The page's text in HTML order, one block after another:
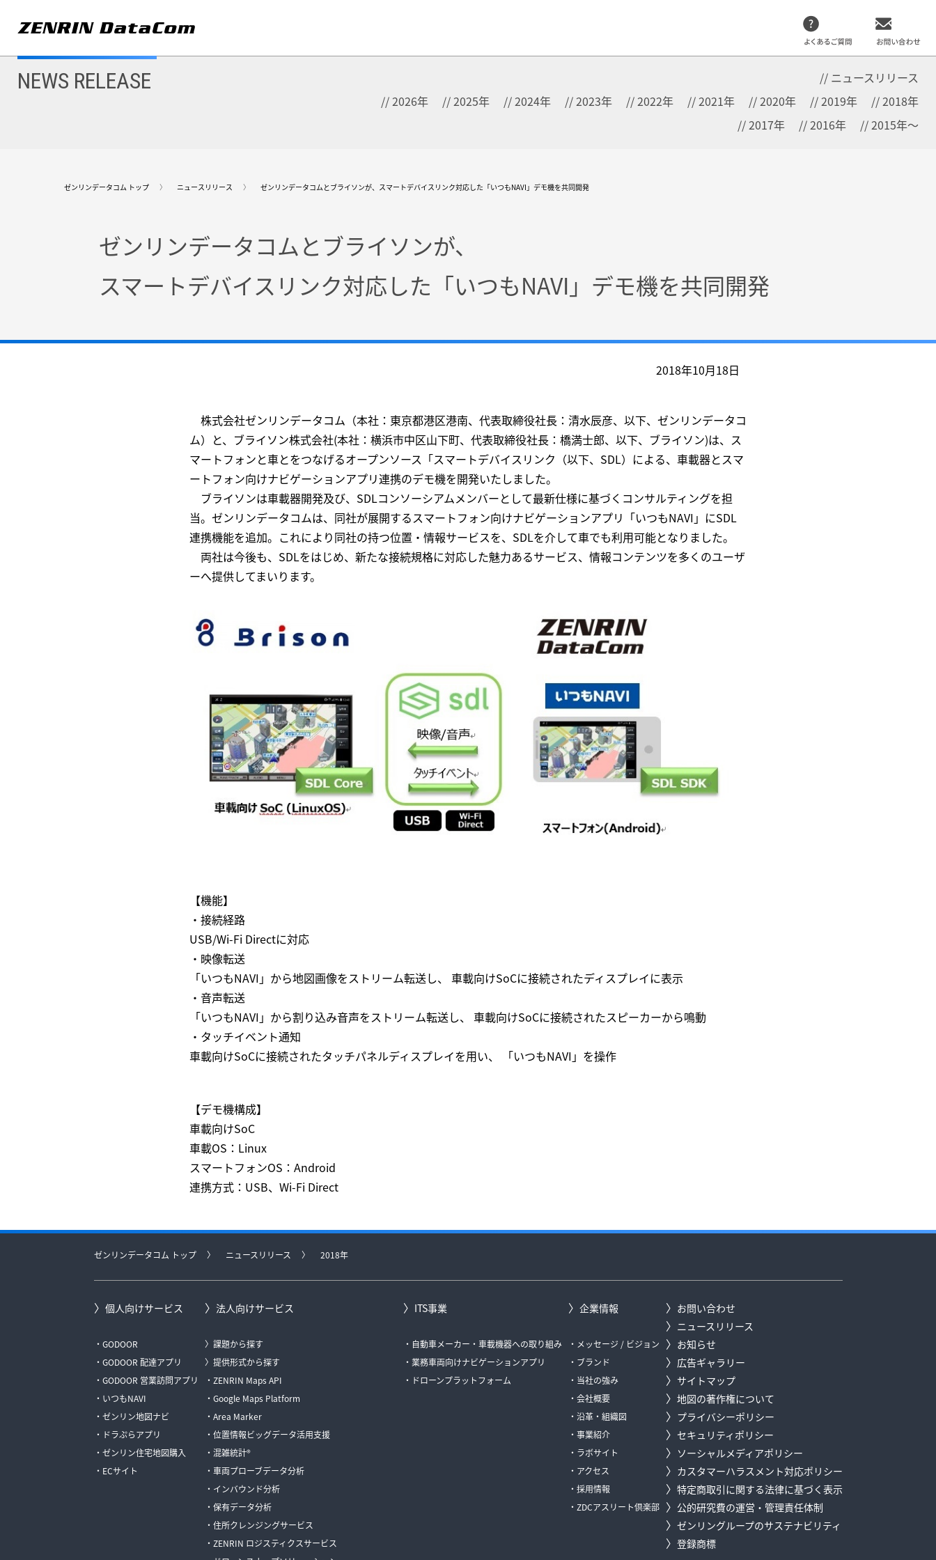
テ
NEWS RELEASE
ニュースリリース
2026年
2025年 2024年 2023年 2022年 2021年 2020年 2019年
2018年
2017年
2016年 2015年～
ゼンリンデータコム トップ ニュースリリース ゼンリンデータコムとブライソンが、スマートデバイスリンク対応した「いつもNAVI」デモ機を共同開発
ゼンリンデータコムとブライソンが、
スマートデバイスリンク対応した「いつもNAVI」デモ機を共同開発
2018年10月18日
株式会社ゼンリンデータコム（本社：東京都港区港南、代表取締役社⻑：清⽔⾠彦、以下、ゼンリンデータコ
ム）と、ブライソン株式会社(本社：横浜市中区山下町、代表取締役社⻑：橋満⼠郎、以下、ブライソン)は、ス
マートフォンと車とをつなげるオープンソース「スマートデバイスリンク（以下、SDL）による、車載器とスマ
ートフォン向けナビゲーションアプリ連携のデモ機を開発いたしました。
ブライソンは車載器開発及び、SDLコンソーシアムメンバーとして最新仕様に基づくコンサルティングを担
当。ゼンリンデータコムは、同社が展開するスマートフォン向けナビゲーションアプリ「いつもNAVI」にSDL
連携機能を追加。これにより同社の持つ位置・情報サービスを、SDLを介して車でも利用可能となりました。
両社は今後も、SDLをはじめ、新たな接続規格に対応した魅力あるサービス、情報コンテンツを多くのユーザ
ーへ提供してまいります。
【機能】
・接続経路
USB/Wi-Fi Directに対応
・映像転送
「いつもNAVI」から地図画像をストリーム転送し、 車載向けSoCに接続されたディスプレイに表示
・音声転送
「いつもNAVI」から割り込み音声をストリーム転送し、 車載向けSoCに接続されたスピーカーから鳴動
・タッチイベント通知
車載向けSoCに接続されたタッチパネルディスプレイを用い、 「いつもNAVI」を操作
【デモ機構成】
車載向けSoC
車載OS：Linux
スマートフォンOS：Android
連携方式：USB、Wi-Fi Direct
ゼンリンデータコム トップ ニュースリリース 2018年
個人向けサービス
GODOOR
GODOOR 配達アプリ
GODOOR 営業訪問アプリ
いつもNAVI
ゼンリン地図ナビ
ドラぷらアプリ
ゼンリン住宅地図購入
ECサイト
法人向けサービス
課題から探す
提供形式から探す
ZENRIN Maps API
Google Maps Platform
Area Marker
位置情報ビッグデータ活用支援
混雑統計®
車両プローブデータ分析
インバウンド分析
保有データ分析
住所クレンジングサービス
ZENRIN ロジスティクスサービス
ITS事業
自動車メーカー・車載機器への取り組み
業務車両向けナビゲーションアプリ
ドローンプラットフォーム
企業情報
メッセージ / ビジョン
ブランド
当社の強み
会社概要
沿革・組織図
事業紹介
ラボサイト
アクセス
採用情報
ZDCアスリート倶楽部
お問い合わせ
ニュースリリース
お知らせ
広告ギャラリー
サイトマップ
地図の著作権について
プライバシーポリシー
セキュリティポリシー
ソーシャルメディアポリシー
カスタマーハラスメント対応ポリシー
特定商取引に関する法律に基づく表示
公的研究費の運営・管理責任体制
ゼンリングループのサステナビリティ
登録商標